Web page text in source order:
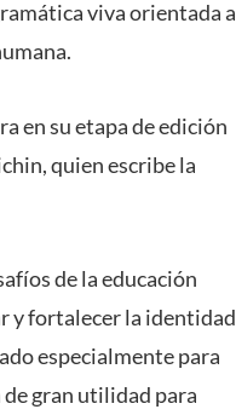
viva orientada a
en su etapa de edición
quien escribe la
de la educación
y fortalecer la identidad
especialmente para
gran utilidad para